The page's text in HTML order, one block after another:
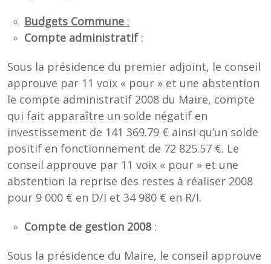
Budgets Commune :
Compte administratif:
Sous la présidence du premier adjoint, le conseil
approuve par 11 voix « pour » et une abstention
le compte administratif 2008 du Maire, compte
qui fait apparaître un solde négatif en
investissement de 141 369.79 € ainsi qu’un solde
positif en fonctionnement de 72 825.57 €. Le
conseil approuve par 11 voix « pour » et une
abstention la reprise des restes à réaliser 2008
pour 9 000 € en D/I et 34 980 € en R/I.
Compte de gestion 2008:
Sous la présidence du Maire, le conseil approuve